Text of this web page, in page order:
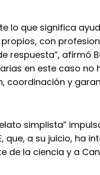
lo que significa
con
respuesta”, afirmó
en este caso no
coordinación y
simplista”
que, a su juicio, ha
de la ciencia y a